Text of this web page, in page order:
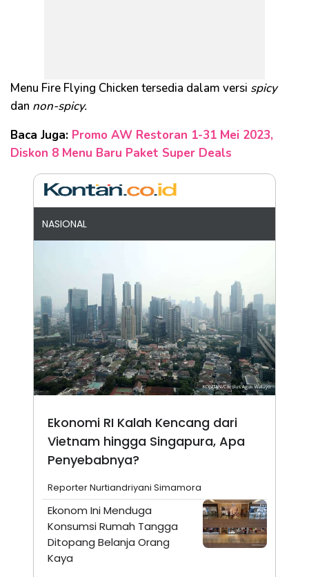
Menu Fire Flying Chicken tersedia dalam versi spicy
dan non-spicy.
Baca Juga: Promo AW Restoran 1-31 Mei 2023,
Diskon 8 Menu Baru Paket Super Deals
NASIONAL
Ekonomi RI Kalah Kencang dari
Vietnam hingga Singapura, Apa
Penyebabnya?
Reporter Nurtiandriyani Simamora
Ekonom Ini Menduga
Konsumsi Rumah Tangga
Ditopang Belanja Orang
Kaya